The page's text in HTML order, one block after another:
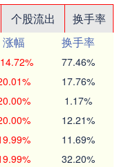
个股流出
换手率
涨幅
换手率
77.46%
17.76%
1.17%
12.21%
11.69%
32.20%